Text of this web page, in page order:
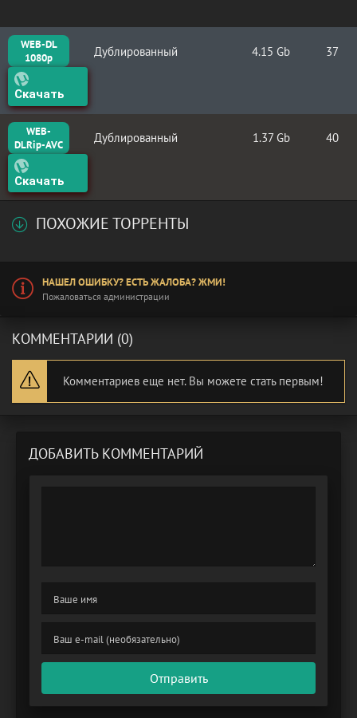
WEB-DL
1080p
Дублированный 4.15 Gb 37
Скачать
WEB-
DLRip-AVC
Дублированный 1.37 Gb 40
Скачать
ПОХОЖИЕ ТОРРЕНТЫ
НАШЕЛ ОШИБКУ? ЕСТЬ ЖАЛОБА? ЖМИ!
Пожаловаться администрации
КОММЕНТАРИИ (0)
Комментариев еще нет. Вы можете стать первым!
ДОБАВИТЬ КОММЕНТАРИЙ
Отправить